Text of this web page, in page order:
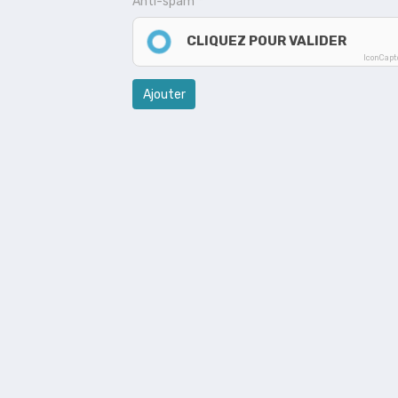
CLIQUEZ POUR VALIDER
Ajouter